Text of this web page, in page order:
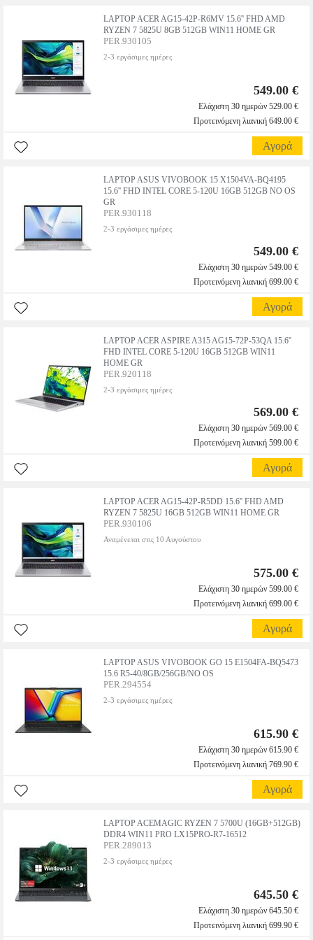
LAPTOP ACER AG15-42P-R6MV 15.6'' FHD AMD
RYZEN 7 5825U 8GB 512GB WIN11 HOME GR
PER.930105
2-3 εργάσιμες ημέρες
549.00 €
Ελάχιστη 30 ημερών 529.00 €
Προτεινόμενη λιανική 649.00 €
Αγορά
LAPTOP ASUS VIVOBOOK 15 X1504VA-BQ4195
15.6'' FHD INTEL CORE 5-120U 16GB 512GB NO OS
GR
PER.930118
2-3 εργάσιμες ημέρες
549.00 €
Ελάχιστη 30 ημερών 549.00 €
Προτεινόμενη λιανική 699.00 €
Αγορά
LAPTOP ACER ASPIRE A315 AG15-72P-53QA 15.6''
FHD INTEL CORE 5-120U 16GB 512GB WIN11
HOME GR
PER.920118
2-3 εργάσιμες ημέρες
569.00 €
Ελάχιστη 30 ημερών 569.00 €
Προτεινόμενη λιανική 599.00 €
Αγορά
LAPTOP ACER AG15-42P-R5DD 15.6'' FHD AMD
RYZEN 7 5825U 16GB 512GB WIN11 HOME GR
PER.930106
Αναμένεται στις 10 Αυγούστου
575.00 €
Ελάχιστη 30 ημερών 599.00 €
Προτεινόμενη λιανική 699.00 €
Αγορά
LAPTOP ASUS VIVOBOOK GO 15 E1504FA-BQ5473
15.6 R5-40/8GB/256GB/NO OS
PER.294554
2-3 εργάσιμες ημέρες
615.90 €
Ελάχιστη 30 ημερών 615.90 €
Προτεινόμενη λιανική 769.90 €
Αγορά
LAPTOP ACEMAGIC RYZEN 7 5700U (16GB+512GB)
DDR4 WIN11 PRO LX15PRO-R7-16512
PER.289013
2-3 εργάσιμες ημέρες
645.50 €
Ελάχιστη 30 ημερών 645.50 €
Προτεινόμενη λιανική 699.90 €